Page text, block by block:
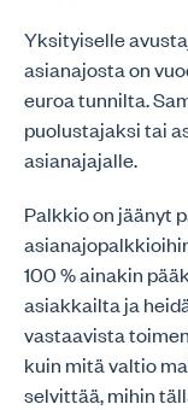
Yksityiselle
asianajosta on
euroa tunnilta.
puolustajaksi tai
asianajajalle.
Palkkio on jäänyt
100 % ainakin
asiakkailta ja
vastaavista
kuin mitä valtio
selvittää, mihin